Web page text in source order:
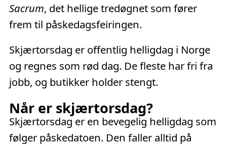
Sacrum, det hellige tredøgnet som fører
frem til påskedagsfeiringen.
Skjærtorsdag er offentlig helligdag i Norge
og regnes som rød dag. De fleste har fri fra
jobb, og butikker holder stengt.
Når er skjærtorsdag?
Skjærtorsdag er en bevegelig helligdag som
følger påskedatoen. Den faller alltid på